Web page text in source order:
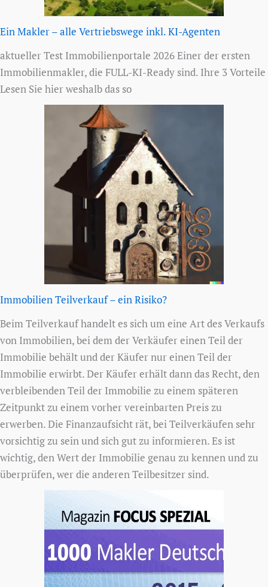
Ein Makler – alle Vertriebswege inkl. KI-Agenten
aktueller Test Immobilienportale 2026 Einer der ersten
Immobilienmakler, die FULL-KI-Ready sind. Ihre 3 Vorteile
Lesen Sie hier weshalb das so
Immobilien Teilverkauf – ein Risiko?
Beim Teilverkauf handelt es sich um eine Art des Verkaufs
von Immobilien, bei dem der Verkäufer einen Teil der
Immobilie behält und der Käufer nur einen Teil der
Immobilie erwirbt. Der Käufer erhält dann das Recht, den
verbleibenden Teil der Immobilie zu einem späteren
Zeitpunkt zu einem vorher vereinbarten Preis zu
erwerben. Die Finanzaufsicht rät, bei Teilverkäufen sehr
vorsichtig zu sein und sich gut zu informieren. Es ist
wichtig, den Wert der Immobilie genau zu kennen und zu
überprüfen, wer die anderen Teilbesitzer sind.